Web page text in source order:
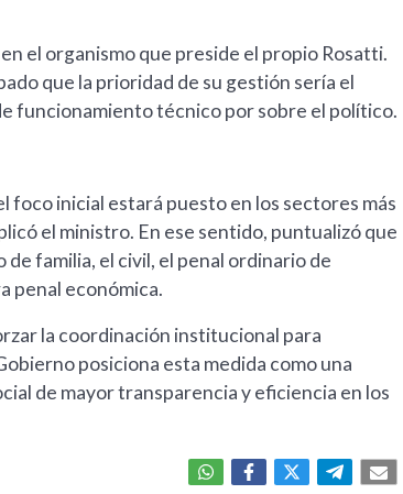
el organismo que preside el propio Rosatti.
que la prioridad de su gestión sería el
funcionamiento técnico por sobre el político.
foco inicial estará puesto en los sectores más
el ministro. En ese sentido, puntualizó que
familia, el civil, el penal ordinario de
penal económica.
la coordinación institucional para
posiciona esta medida como una
de mayor transparencia y eficiencia en los